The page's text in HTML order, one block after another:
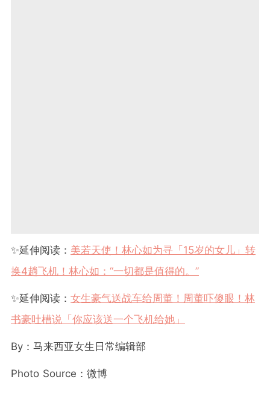
✨延伸阅读： 美若天使！林心如为寻「15岁的女儿」转
换4趟飞机！林心如： “一切都是值得的。 ”
✨延伸阅读： 女生豪气送战车给周董！周董吓傻眼！林
书豪吐槽说「你应该送一个飞机给她」
By ：马来西亚女生日常编辑部
Photo Source ： 微博